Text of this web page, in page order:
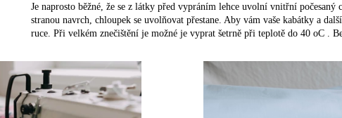
Je naprosto běžné, že se z látky před vypráním lehce uvolní vnitřní
stranou navrch, chloupek se uvolňovat přestane. Aby vám vaše kabátky a
ruce. Při velkém znečištění je možné je vyprat šetrně při teplotě do 40 oC .